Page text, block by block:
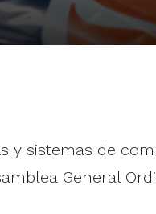
y sistemas de
General